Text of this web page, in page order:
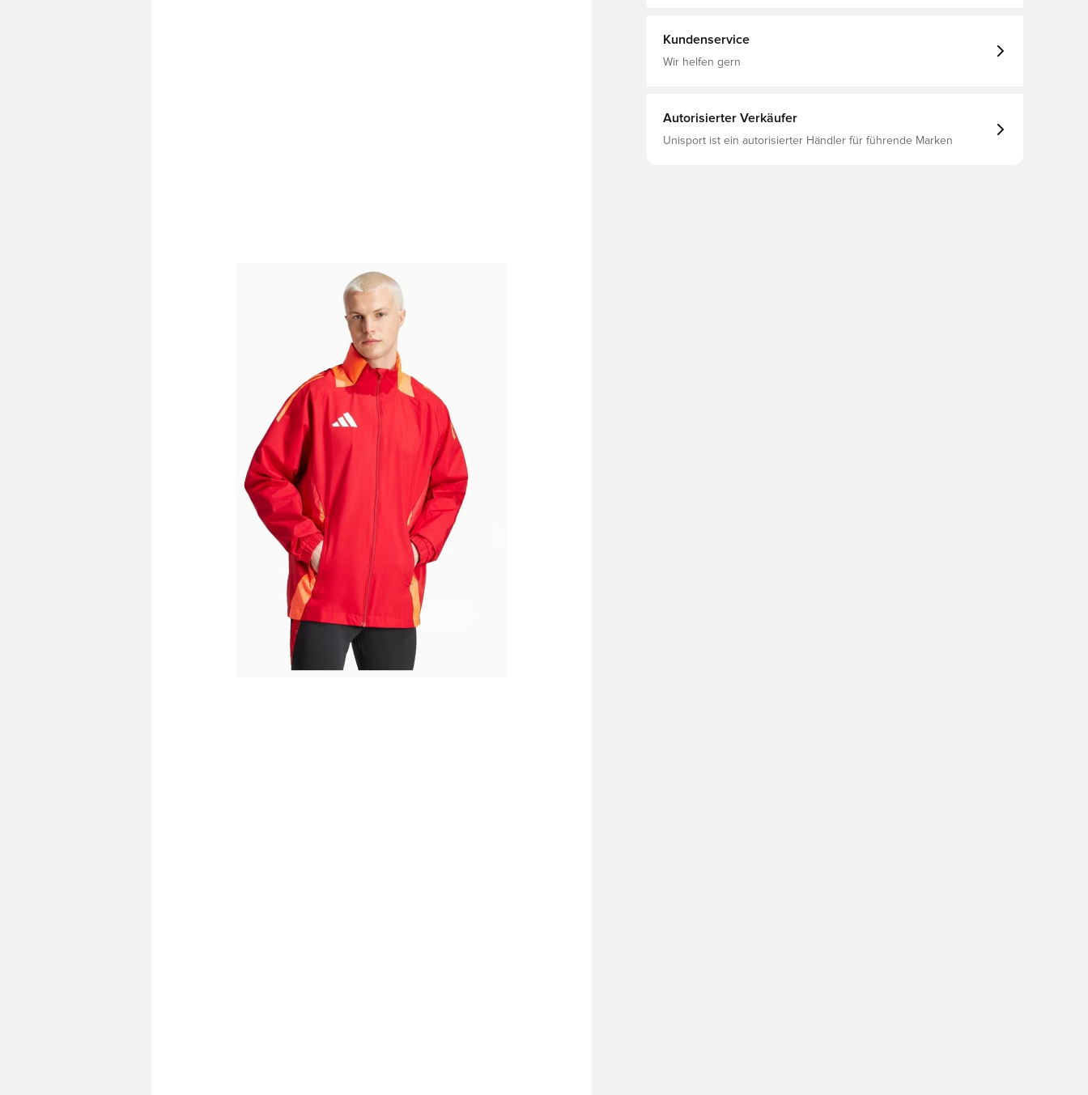
Kundenservice
Wir helfen gern
Autorisierter Verkäufer
Unisport ist ein autorisierter Händler für führende Marken